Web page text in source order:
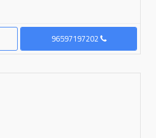
96597197202